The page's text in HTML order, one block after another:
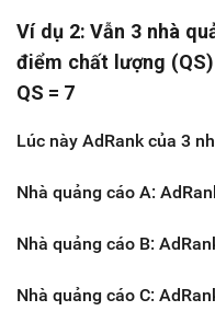
Ví dụ 2: Vẫn 3 nhà
điểm chất lượng
QS = 7
Lúc này AdRank của 3
Nhà quảng cáo A:
Nhà quảng cáo B:
Nhà quảng cáo C: